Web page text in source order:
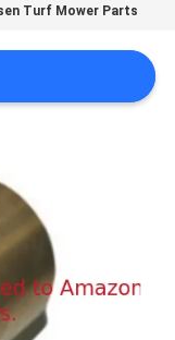
Turf Mower Parts